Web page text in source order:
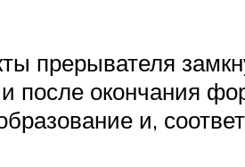
прерывателя
после окончания
и,